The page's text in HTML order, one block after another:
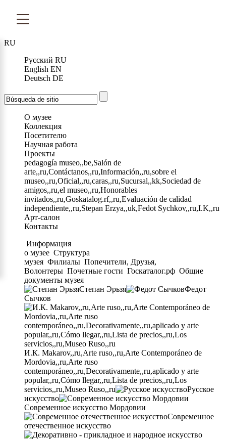
RU
Русский RU
English EN
Deutsch DE
О музее
Коллекция
Посетителю
Научная работа
Проекты
pedagogía museo,,be,Salón de
arte,,ru,Contáctanos,,ru,Información,,ru,sobre el
museo,,ru,Oficial,,ru,caras,,ru,Sucursal,,kk,Sociedad de
amigos,,ru,el museo,,ru,Honorables
invitados,,ru,Goskatalog.rf,,ru,Evaluación de calidad
independiente,,ru,Stepan Erzya,,uk,Fedot Sychkov,,ru,I.K,,ru
Арт-салон
Контакты
Информация
о музее Структура
музея Филиалы Попечители, Друзья,
Волонтеры Почетные гости Госкаталог.рф Общие
документы музея
Степан Эрьзя
Федот
Сычков
И.К. Makarov,,ru,Arte ruso,,ru,Arte Contemporáneo de
Mordovia,,ru,Arte ruso
contemporáneo,,ru,Decorativamente,,ru,aplicado y arte
popular,,ru,Cómo llegar,,ru,Lista de precios,,ru,Los
servicios,,ru,Museo Ruso,,ru
Русское
искусство
Современное искусство Мордовии
Современное
отечественное искусство